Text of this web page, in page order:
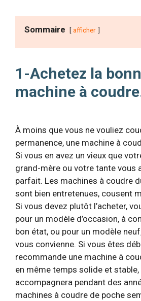
Sommaire afficher
1-Achetez la
machine à
À moins que vous ne vouliez
permanence, une machine à
Si vous en avez un vieux que
grand-mère ou votre tante vous
parfait. Les machines à coudre
sont bien entretenues, cousent
Si vous devez plutôt l’acheter,
pour un modèle d’occasion, à
bon état, ou pour un modèle
vous convienne. Si vous êtes
recommande une machine à
en même temps solide et stable,
accompagnera pendant des
machines à coudre de poche